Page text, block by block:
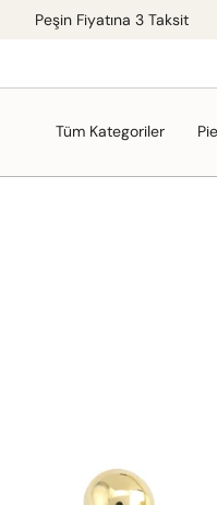
Peşin Fiyatına 3 Taksit
Tüm Kategoriler